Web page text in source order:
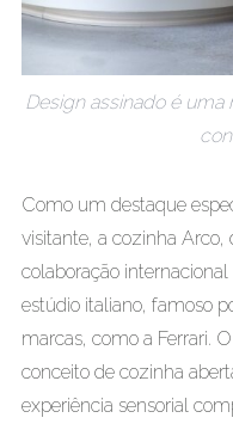
Design assinado é
Como um destaque
visitante, a cozinha Arco,
colaboração
estúdio italiano, famoso
marcas, como a Ferrari.
conceito de cozinha
experiência sensorial